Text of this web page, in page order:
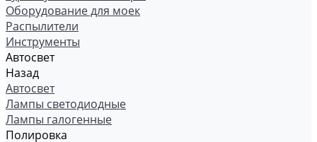
Оборудование для моек
Распылители
Инструменты
Автосвет
Назад
Автосвет
Лампы светодиодные
Лампы галогенные
Полировка